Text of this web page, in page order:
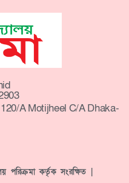
A Motijheel C/A Dhaka-
পরিক্রমা কর্তৃক সংরক্ষিত |